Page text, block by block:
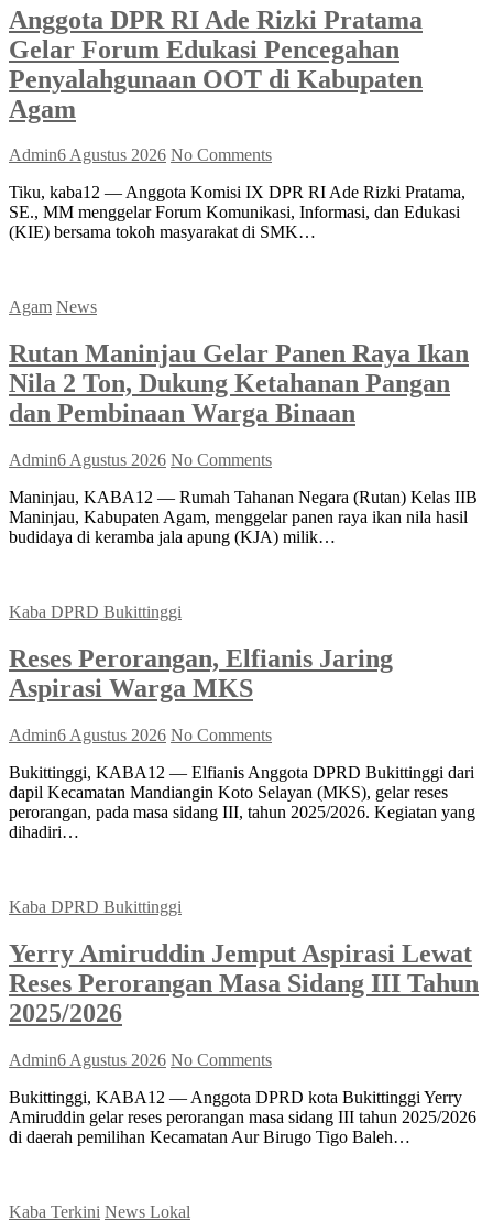
Anggota DPR RI Ade Rizki Pratama
Gelar Forum Edukasi Pencegahan
Penyalahgunaan OOT di Kabupaten
Agam
Admin6 Agustus 2026 No Comments
Tiku, kaba12 — Anggota Komisi IX DPR RI Ade Rizki Pratama,
SE., MM menggelar Forum Komunikasi, Informasi, dan Edukasi
(KIE) bersama tokoh masyarakat di SMK…
Agam News
Rutan Maninjau Gelar Panen Raya Ikan
Nila 2 Ton, Dukung Ketahanan Pangan
dan Pembinaan Warga Binaan
Admin6 Agustus 2026 No Comments
Maninjau, KABA12 — Rumah Tahanan Negara (Rutan) Kelas IIB
Maninjau, Kabupaten Agam, menggelar panen raya ikan nila hasil
budidaya di keramba jala apung (KJA) milik…
Kaba DPRD Bukittinggi
Reses Perorangan, Elfianis Jaring
Aspirasi Warga MKS
Admin6 Agustus 2026 No Comments
Bukittinggi, KABA12 — Elfianis Anggota DPRD Bukittinggi dari
dapil Kecamatan Mandiangin Koto Selayan (MKS), gelar reses
perorangan, pada masa sidang III, tahun 2025/2026. Kegiatan yang
dihadiri…
Kaba DPRD Bukittinggi
Yerry Amiruddin Jemput Aspirasi Lewat
Reses Perorangan Masa Sidang III Tahun
2025/2026
Admin6 Agustus 2026 No Comments
Bukittinggi, KABA12 — Anggota DPRD kota Bukittinggi Yerry
Amiruddin gelar reses perorangan masa sidang III tahun 2025/2026
di daerah pemilihan Kecamatan Aur Birugo Tigo Baleh…
Kaba Terkini News Lokal